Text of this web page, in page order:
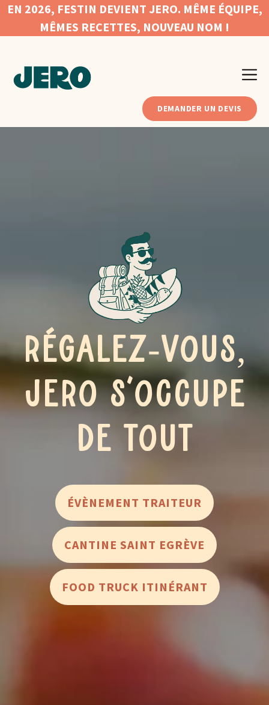
Aller
contenu
EN 2026, FESTIN DEVIENT JERO. MÊME ÉQUIPE,
MÊMES RECETTES, NOUVEAU NOM !
DEMANDER UN DEVIS
Régalez-vous,
JERO s’occupe
de tout
ÉVÈNEMENT TRAITEUR
CANTINE SAINT EGRÈVE
FOOD TRUCK ITINÉRANT